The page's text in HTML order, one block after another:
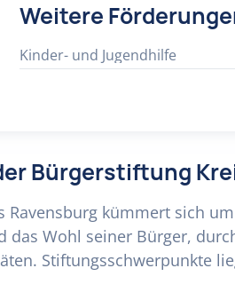
Weitere
Kinder- und Jugendhilfe
Bürgerstiftung
Ravensburg kümmert sich
das Wohl seiner Bürger,
Stiftungsschwerpunkte